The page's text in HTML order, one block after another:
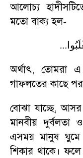
আলোচ্য
মতো বাক্য হল-
...
অর্থাৎ, তোমরা এ
গাফলতের কাছে
বোঝা যাচ্ছে,আসর
মানবীয় দুর্বলতা
এসময় মানুষ ঘুমে
শিকার থাকে।